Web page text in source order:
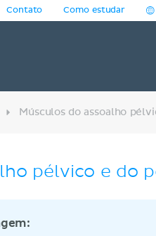
Contato Como estudar
pélvico e do